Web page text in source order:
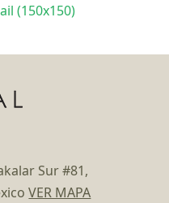
(150x150)
Sur #81,
VER MAPA